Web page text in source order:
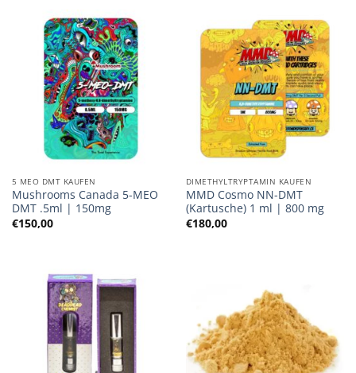
5 MEO DMT KAUFEN
Mushrooms Canada 5-MEO
DMT .5ml | 150mg
€150,00
DIMETHYLTRYPTAMIN KAUFEN
MMD Cosmo NN-DMT
(Kartusche) 1 ml | 800 mg
€180,00